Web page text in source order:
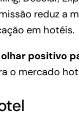
reduz a
em hotéis.
olhar positivo
o mercado